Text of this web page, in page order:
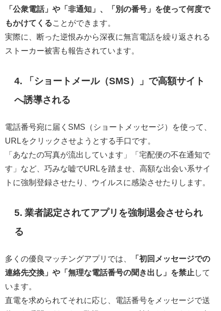
「公衆電話」や「非通知」、「別の番号」を使って何度で
もかけてくる ことができます。
実際に、断った逆恨みから深夜に無言電話を繰り返される
ストーカー被害も報告されています。
4. 「ショートメール（SMS）」で高額サイト
へ誘導される
電話番号宛に届くSMS（ショートメッセージ）を使って、
URLをクリックさせようとする手口です。
「あなたの写真が流出しています」「宅配便の不在通知で
す」など、巧みな嘘でURLを踏ませ、高額な出会い系サイ
トに強制登録させたり、ウイルスに感染させたりします。
5. 業者認定されてアプリを強制退会させられ
る
多くの優良マッチングアプリでは、
「初回メッセージでの
連絡先交換」や「無理な電話番号の聞き出し」を禁止 して
います。
直電を求められてそれに応じ、電話番号をメッセージで送